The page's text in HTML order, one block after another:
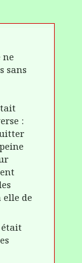
ne
sans
:
elle de
était